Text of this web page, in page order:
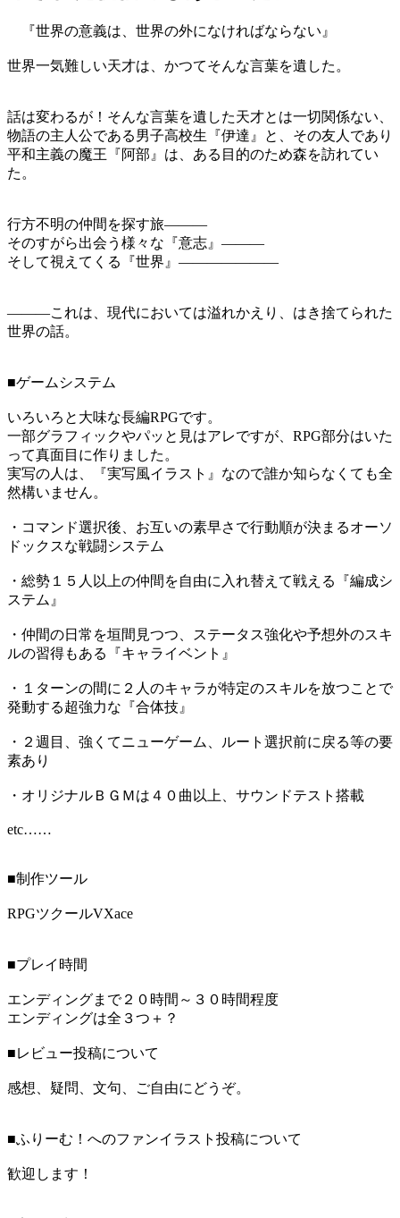
『世界の意義は、世界の外になければならない』
世界一気難しい天才は、かつてそんな言葉を遺した。
話は変わるが！そんな言葉を遺した天才とは一切関係ない、
物語の主人公である男子高校生『伊達』と、その友人であり
平和主義の魔王『阿部』は、ある目的のため森を訪れてい
た。
行方不明の仲間を探す旅―――
そのすがら出会う様々な『意志』―――
そして視えてくる『世界』―――――――
―――これは、現代においては溢れかえり、はき捨てられた
世界の話。
■ゲームシステム
いろいろと大味な長編RPGです。
一部グラフィックやパッと見はアレですが、RPG部分はいた
って真面目に作りました。
実写の人は、『実写風イラスト』なので誰か知らなくても全
然構いません。
・コマンド選択後、お互いの素早さで行動順が決まるオーソ
ドックスな戦闘システム
・総勢１５人以上の仲間を自由に入れ替えて戦える『編成シ
ステム』
・仲間の日常を垣間見つつ、ステータス強化や予想外のスキ
ルの習得もある『キャライベント』
・１ターンの間に２人のキャラが特定のスキルを放つことで
発動する超強力な『合体技』
・２週目、強くてニューゲーム、ルート選択前に戻る等の要
素あり
・オリジナルＢＧＭは４０曲以上、サウンドテスト搭載
etc……
■制作ツール
RPGツクールVXace
■プレイ時間
エンディングまで２０時間～３０時間程度
エンディングは全３つ＋？
■レビュー投稿について
感想、疑問、文句、ご自由にどうぞ。
■ふりーむ！へのファンイラスト投稿について
歓迎します！